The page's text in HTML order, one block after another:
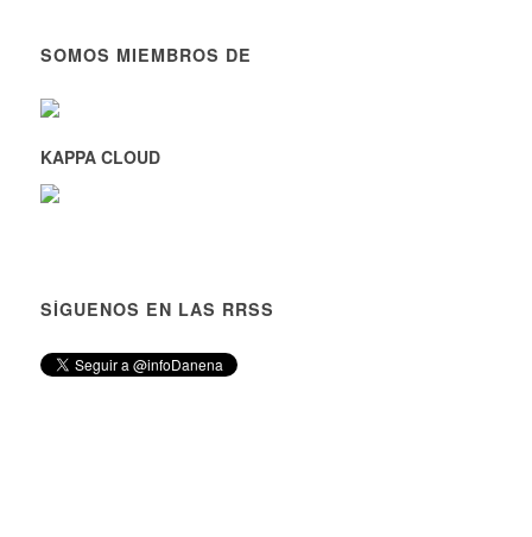
SOMOS MIEMBROS DE
KAPPA CLOUD
SÍGUENOS EN LAS RRSS